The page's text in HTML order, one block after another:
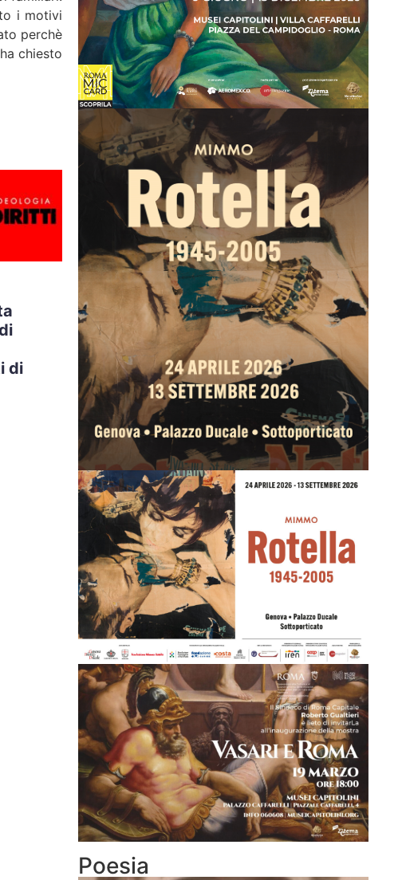
i motivi
perchè
chiesto
di
Poesia